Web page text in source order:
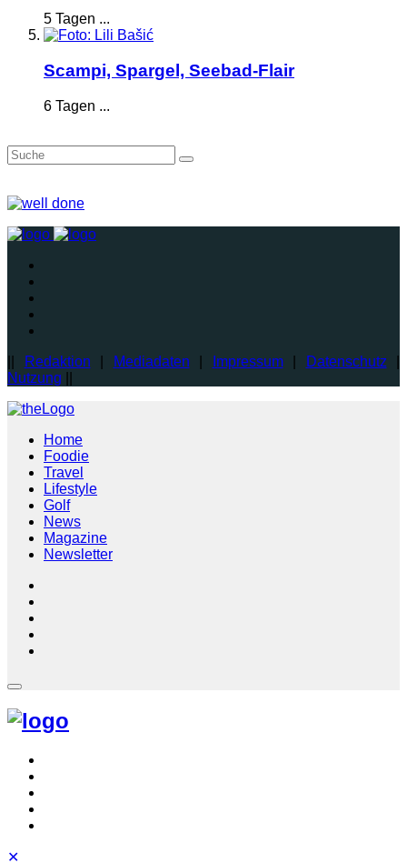
5 Tagen ...
Scampi, Spargel, Seebad-Flair
6 Tagen ...
Redaktion Mediadaten Impressum| Datenschutz
Nutzung
Home
Foodie
Travel
Lifestyle
Golf
News
Magazine
Newsletter
✕